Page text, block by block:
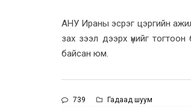
АНУ Ираны эсрэг цэргийн
зах зээл дээрх үнийг
байсан юм.
739 Гадаад шуум